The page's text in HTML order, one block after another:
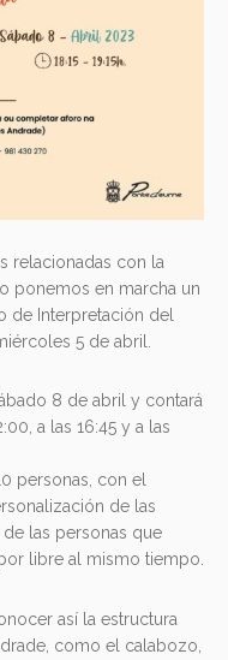
relacionadas con la
ponemos en marcha un
de Interpretación del
5 de abril.
8 de abril y contará
a las 16:45 y a las
personas, con el
de las
de las personas que
libre al mismo tiempo.
así la estructura
como el calabozo,